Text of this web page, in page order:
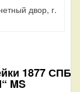
двор, г.
1877 СПБ
MS